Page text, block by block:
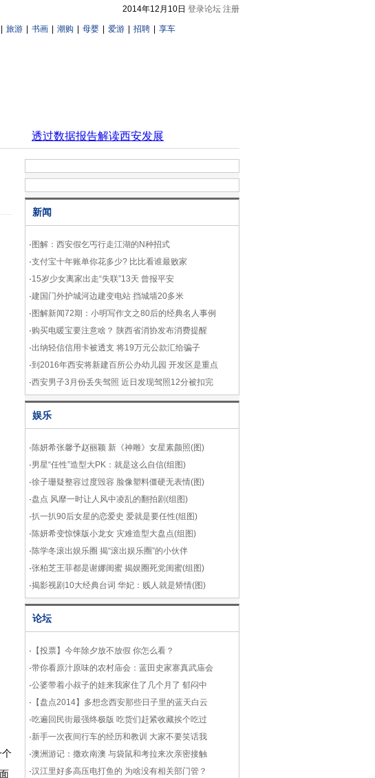
2014年12月10日 登录论坛 注册
旅游 书画 潮购 母婴 爱游 招聘 享车
新闻
· 图解：西安假乞丐行走江湖的N种招式
·支付宝十年账单你花多少? 比比看谁最败家
·15岁少女离家出走“失联”13天 曾报平安
·建国门外护城河边建变电站 挡城墙20多米
· 图解新闻72期：小明写作文之80后的经典名人事例
·购买电暖宝要注意啥？ 陕西省消协发布消费提醒
·出纳轻信信用卡被透支 将19万元公款汇给骗子
·到2016年西安将新建百所公办幼儿园 开发区是重点
·西安男子3月份丢失驾照 近日发现驾照12分被扣完
娱乐
·陈妍希张馨予赵丽颖 新《神雕》女星素颜照(图)
·男星“任性”造型大PK：就是这么自信(组图)
·徐子珊疑整容过度毁容 脸像塑料僵硬无表情(图)
·盘点 风靡一时让人风中凌乱的翻拍剧(组图)
·扒一扒90后女星的恋爱史 爱就是要任性(组图)
·陈妍希变惊悚版小龙女 灾难造型大盘点(组图)
·陈学冬滚出娱乐圈 揭“滚出娱乐圈”的小伙伴
·张柏芝王菲都是谢娜闺蜜 揭娱圈死党闺蜜(组图)
·揭影视剧10大经典台词 华妃：贱人就是矫情(图)
论坛
· 【投票】今年除夕放不放假 你怎么看？
·带你看原汁原味的农村庙会：蓝田史家寨真武庙会
·公婆带着小叔子的娃来我家住了几个月了 郁闷中
· 【盘点2014】多想念西安那些日子里的蓝天白云
·吃遍回民街最强终极版 吃货们赶紧收藏挨个吃过
·新手一次夜间行车的经历和教训 大家不要笑话我
·澳洲游记：撒欢南澳 与袋鼠和考拉来次亲密接触
·汉江里好多高压电打鱼的 为啥没有相关部门管？